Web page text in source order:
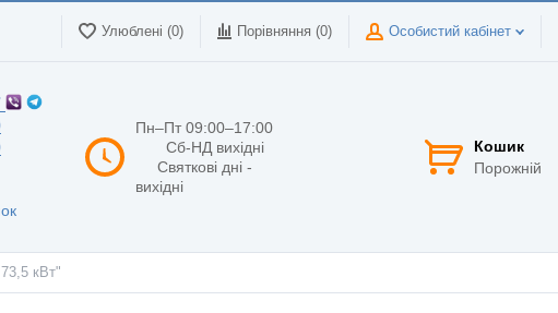
Улюблені (0) Порівняння (0) Особистий кабінет
Пн–Пт 09:00–17:00
Сб-НД вихідні
Святкові дні -
вихідні
Кошик
Порожній
кВт"